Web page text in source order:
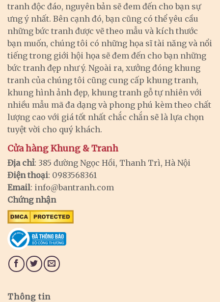
tranh độc đáo, nguyên bản sẽ đem đến cho bạn sự
ưng ý nhất. Bên cạnh đó, bạn cũng có thể yêu cầu
những bức tranh được vẽ theo mẫu và kích thước
bạn muốn, chúng tôi có những họa sĩ tài năng và nổi
tiếng trong giới hội họa sẽ đem đến cho bạn những
bức tranh đẹp như ý. Ngoài ra, xưởng đóng khung
tranh của chúng tôi cũng cung cấp khung tranh,
khung hình ảnh đẹp, khung tranh gỗ tự nhiên với
nhiều mẫu mã đa dạng và phong phú kèm theo chất
lượng cao với giá tốt nhất chắc chắn sẽ là lựa chọn
tuyệt vời cho quý khách.
Cửa hàng Khung & Tranh
Địa chỉ: 385 đường Ngọc Hồi, Thanh Trì, Hà Nội
Điện thoại: 0983568361
Email: info@bantranh.com
Chứng nhận
Thông tin